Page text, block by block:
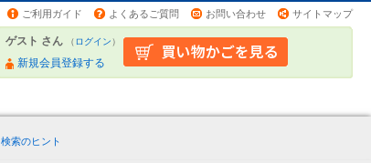
ご利用ガイド よくあるご質問 お問い合わせ サイトマップ
ゲスト さん （ログイン）
新規会員登録する
検索のヒント